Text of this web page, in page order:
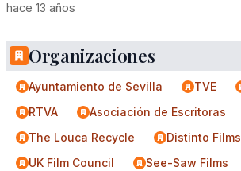
hace 13 años
Organizaciones
Ayuntamiento de Sevilla TVE
RTVA
Asociación de Escritoras
The Louca Recycle
Distinto Films
UK Film Council
See-Saw Films